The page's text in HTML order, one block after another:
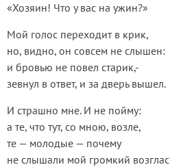
«Хозяин! Что у вас на ужин?»
Мой голос переходит в крик,
но, видно, он совсем не слышен:
и бровью не повел старик,-
зевнул в ответ, и за дверь вышел.
И страшно мне. И не пойму:
а те, что тут, со мною, возле,
те — молодые — почему
не слышали мой громкий